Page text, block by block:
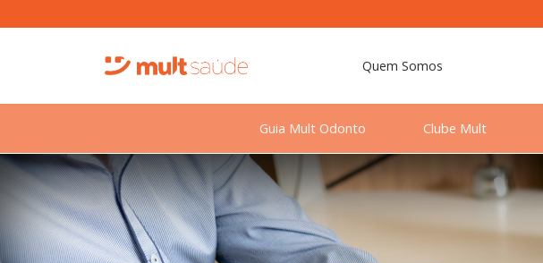
Quem Somos
Guia Mult Odonto Clube Mult